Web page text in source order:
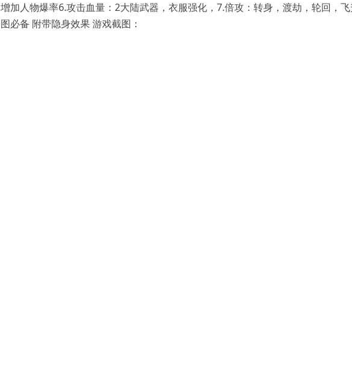
增加人物爆率6.攻击血量：2大陆武器，衣服强化，7.倍攻：转身，渡劫，轮回，
图必备 附带隐身效果 游戏截图：